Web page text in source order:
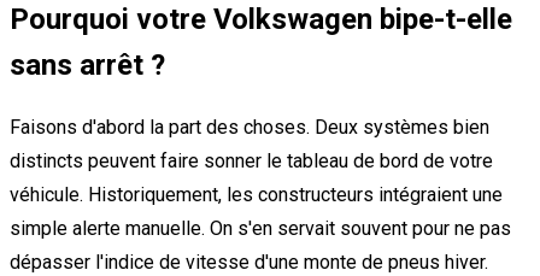
Pourquoi votre Volkswagen bipe-t-elle
sans arrêt ?
Faisons d'abord la part des choses. Deux systèmes bien
distincts peuvent faire sonner le tableau de bord de votre
véhicule. Historiquement, les constructeurs intégraient une
simple alerte manuelle. On s'en servait souvent pour ne pas
dépasser l'indice de vitesse d'une monte de pneus hiver.